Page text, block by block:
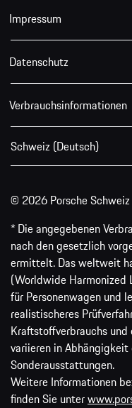
Impressum
Datenschutz
Verbrauchsinformationen
Schweiz (Deutsch)
© 2026 Porsche Schweiz
* Die angegebenen
nach den gesetzlich
ermittelt. Das weltweit
(Worldwide Harmonized
für Personenwagen und
realistischeres
Kraftstoffverbrauchs und
variieren in
Sonderausstattungen.
Weitere Informationen
finden Sie unter